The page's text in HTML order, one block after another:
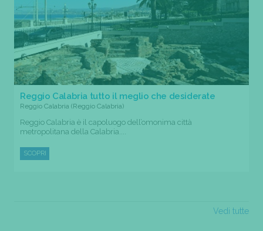
Reggio Calabria tutto il meglio che desiderate
Reggio Calabria (Reggio Calabria)
Reggio Calabria è il capoluogo dell’omonima città
metropolitana della Calabria....
SCOPRI
Vedi tutte